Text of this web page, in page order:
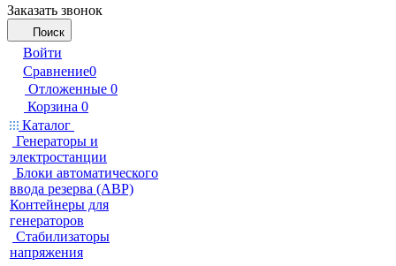
Заказать звонок
Поиск
Войти
Сравнение0
Отложенные 0
Корзина 0
Каталог
Генераторы и
электростанции
Блоки автоматического
ввода резерва (АВР)
Контейнеры для
генераторов
Стабилизаторы
напряжения